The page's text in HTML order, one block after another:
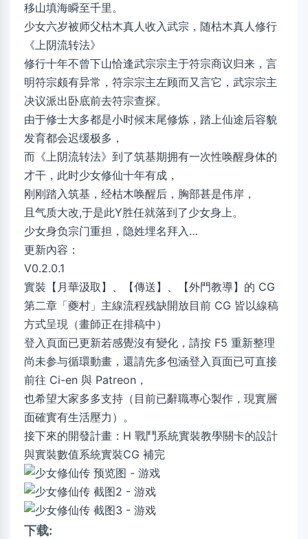
移山填海瞬至千里。
少女六岁被师父枯木真人收入武宗，随枯木真人修行
《上阴流转法》
修行十年不曾下山恰逢武宗宗主于符宗商议归来，言
明符宗颇有异常，符宗宗主左顾而又言它，武宗宗主
决议派出卧底前去符宗查探。
由于修士大多都是小时候末尾修炼，踏上仙途后容貌
发育都会迟缓极多，
而《上阴流转法》到了筑基期拥有一次性唤醒身体的
才干，此时少女修仙十年有成，
刚刚踏入筑基，经枯木唤醒后，胸部甚是伟岸，
且气质大改,于是此Y胜任就落到了少女身上。
少女身负宗门重担，隐姓埋名拜入…
更新內容：
V0.2.0.1
實裝【月華汲取】、【傳送】、【外門教導】的 CG
第二章「夔村」主線流程残缺開放目前 CG 皆以線稿
方式呈現（畫師正在排稿中）
登入頁面已更新若感覺沒有變化，請按 F5 重新整理
尚未参与循環動畫，還請先多包涵登入頁面已可直接
前往 Ci-en 與 Patreon，
也希望大家多多支持（目前已辭職專心製作，現實層
面確實有生活壓力）。
接下來的開發計畫：H 戰鬥系統實裝教學關卡的設計
與實裝數值系統實裝CG 補完
下载: